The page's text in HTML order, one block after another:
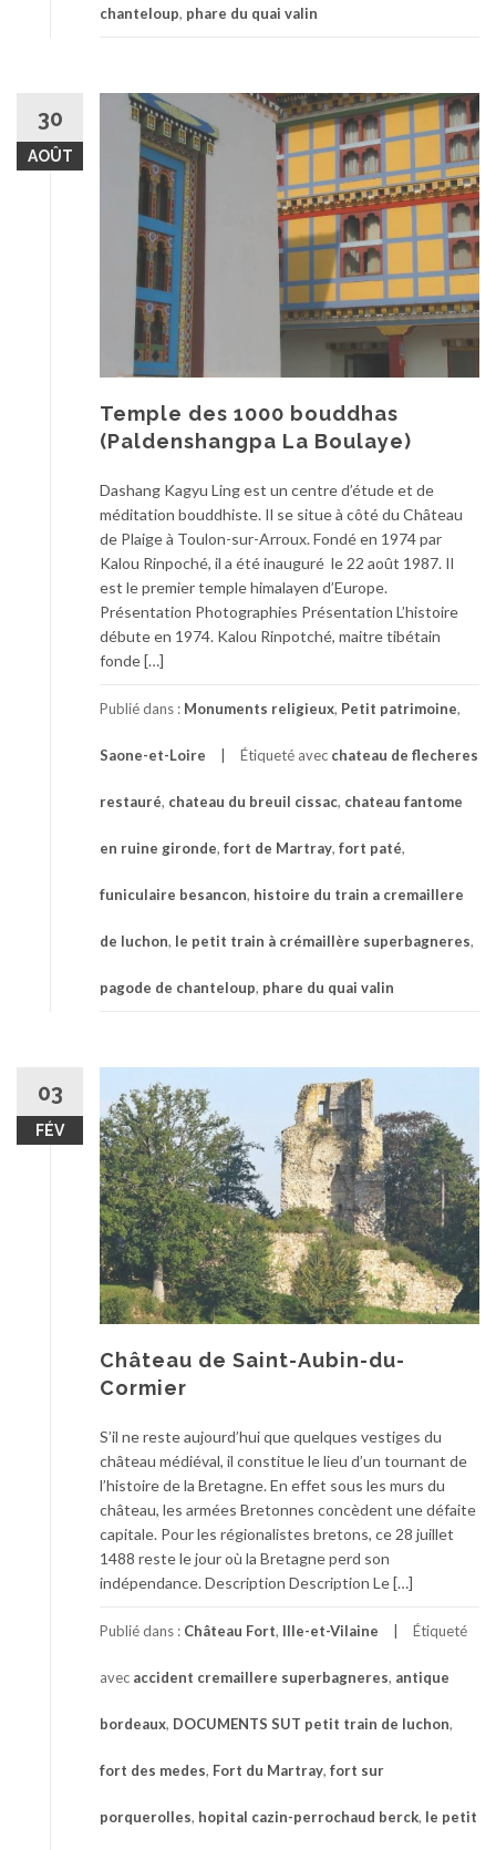
chanteloup, phare du quai valin
30
AOÛT
Temple des 1000 bouddhas
(Paldenshangpa La Boulaye)
Dashang Kagyu Ling est un centre d’étude et de
méditation bouddhiste. Il se situe à côté du Château
de Plaige à Toulon-sur-Arroux. Fondé en 1974 par
Kalou Rinpoché, il a été inauguré le 22 août 1987. Il
est le premier temple himalayen d’Europe.
Présentation Photographies Présentation L’histoire
débute en 1974. Kalou Rinpotché, maitre tibétain
fonde […]
Publié dans : Monuments religieux, Petit patrimoine,
Saone-et-Loire Étiqueté avec chateau de flecheres
restauré, chateau du breuil cissac, chateau fantome
en ruine gironde, fort de Martray, fort paté,
funiculaire besancon, histoire du train a cremaillere
de luchon, le petit train à crémaillère superbagneres,
pagode de chanteloup, phare du quai valin
03
FÉV
Château de Saint-Aubin-du-
Cormier
S’il ne reste aujourd’hui que quelques vestiges du
château médiéval, il constitue le lieu d’un tournant de
l’histoire de la Bretagne. En effet sous les murs du
château, les armées Bretonnes concèdent une défaite
capitale. Pour les régionalistes bretons, ce 28 juillet
1488 reste le jour où la Bretagne perd son
indépendance. Description Description Le […]
Publié dans : Château Fort, Ille-et-Vilaine Étiqueté
avec accident cremaillere superbagneres, antique
bordeaux, DOCUMENTS SUT petit train de luchon,
fort des medes, Fort du Martray, fort sur
porquerolles, hopital cazin-perrochaud berck, le petit